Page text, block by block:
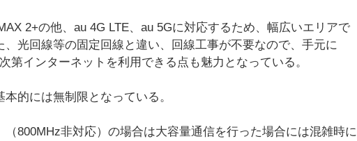
2+の他、au 4G LTE、au 5Gに対応するため、幅広いエリアで
光回線等の固定回線と違い、回線工事が不要なので、手元に
第インターネットを利用できる点も魅力となっている。
的には無制限となっている。
800MHz非対応）の場合は大容量通信を行った場合には混雑時に